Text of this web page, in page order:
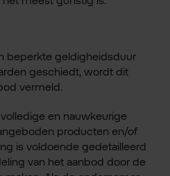
beperkte geldigheidsduur
geschiedt, wordt dit
vermeld.
en nauwkeurige
producten en/of
is voldoende gedetailleerd
van het aanbod door de